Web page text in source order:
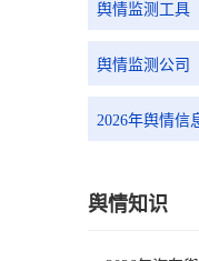
舆情监测工具
舆情监测公司
2026年舆情信
舆情知识